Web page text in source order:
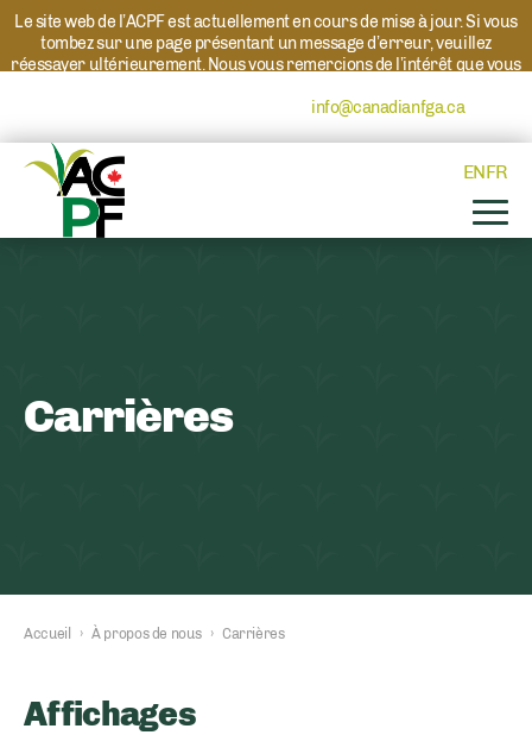
Le site web de l’ACPF est actuellement en cours de mise à jour. Si vous
tombez sur une page présentant un message d’erreur, veuillez
réessayer ultérieurement. Nous vous remercions de l’intérêt que vous
info@canadianfga.caet nous
ENFR
Carrières
Accueil › À propos de nous › Carrières
Affichages